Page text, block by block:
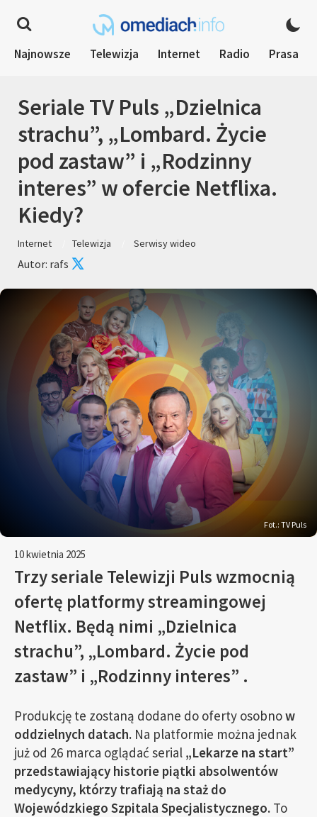
Najnowsze Telewizja Internet Radio Prasa
Seriale TV Puls „Dzielnica
strachu”, „Lombard. Życie
pod zastaw” i „Rodzinny
interes” w ofercie Netflixa.
Kiedy?
Internet Telewizja Serwisy wideo
Autor: rafs
Fot.: TV Puls
10 kwietnia 2025
Trzy seriale Telewizji Puls wzmocnią
ofertę platformy streamingowej
Netflix. Będą nimi „Dzielnica
strachu”, „Lombard. Życie pod
zastaw” i „Rodzinny interes” .
Produkcję te zostaną dodane do oferty osobnow
oddzielnych datach. Na platformie można jednak
już od 26 marca oglądać serial „Lekarze na start”
przedstawiający historie piątki absolwentów
medycyny, którzy trafiają na staż do
Wojewódzkiego Szpitala Specjalistycznego. To